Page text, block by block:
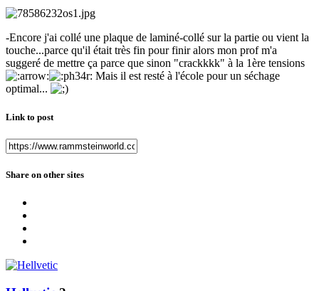
-Encore j'ai collé une plaque de laminé-collé sur la partie ou vient la
touche...parce qu'il était très fin pour finir alors mon prof m'a
suggeré de mettre ça parce que sinon "crackkkk" à la 1ère tensions
Mais il est resté à l'école pour un séchage
optimal...
Link to post
Share on other sites